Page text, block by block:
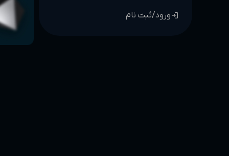
loginورود/ثبت نام